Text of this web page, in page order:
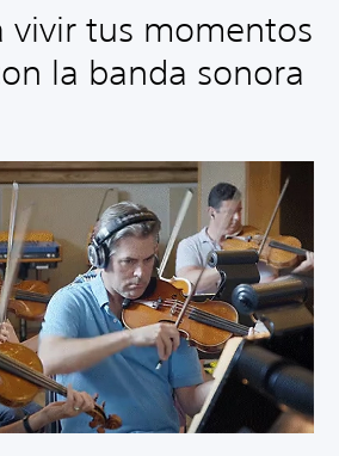
vivir tus momentos
la banda sonora